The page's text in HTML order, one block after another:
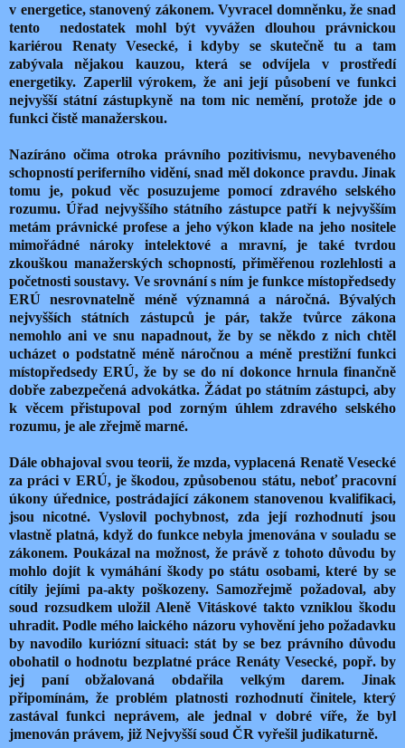
v energetice, stanovený zákonem. Vyvracel domněnku, že snad
tento
nedostatek mohl být vyvážen dlouhou právnickou
kariérou Renaty Vesecké, i kdyby se skutečně tu a tam
zabývala nějakou kauzou, která se odvíjela v prostředí
energetiky. Zaperlil výrokem, že ani její působení ve funkci
nejvyšší státní zástupkyně na tom nic nemění, protože jde o
funkci čistě manažerskou.
Nazíráno očima otroka právního pozitivismu, nevybaveného
schopností periferního vidění, snad měl dokonce pravdu. Jinak
tomu je, pokud věc posuzujeme pomocí zdravého selského
rozumu. Úřad nejvyššího státního zástupce patří k nejvyšším
metám právnické profese a jeho výkon klade na jeho nositele
mimořádné nároky intelektové a mravní, je také tvrdou
zkouškou manažerských schopností, přiměřenou rozlehlosti a
početnosti soustavy. Ve srovnání s ním je funkce místopředsedy
ERÚ nesrovnatelně méně významná a náročná. Bývalých
nejvyšších státních zástupců je pár, takže tvůrce zákona
nemohlo ani ve snu napadnout, že by se někdo z nich chtěl
ucházet o podstatně méně náročnou a méně prestižní funkci
místopředsedy ERÚ, že by se do ní dokonce hrnula finančně
dobře zabezpečená advokátka. Žádat po státním zástupci, aby
k věcem přistupoval pod zorným úhlem zdravého selského
rozumu, je ale zřejmě marné.
Dále obhajoval svou teorii, že mzda, vyplacená Renatě Vesecké
za práci v ERÚ, je škodou, způsobenou státu, neboť pracovní
úkony úřednice, postrádající zákonem stanovenou kvalifikaci,
jsou nicotné. Vyslovil pochybnost, zda její rozhodnutí jsou
vlastně platná, když do funkce nebyla jmenována v souladu se
zákonem. Poukázal na možnost, že právě z tohoto důvodu by
mohlo dojít k vymáhání škody po státu osobami, které by se
cítily jejími pa-akty poškozeny. Samozřejmě požadoval, aby
soud rozsudkem uložil Aleně Vitáskové takto vzniklou škodu
uhradit. Podle mého laického názoru vyhovění jeho požadavku
by navodilo kuriózní situaci: stát by se bez právního důvodu
obohatil o hodnotu bezplatné práce Renáty Vesecké, popř. by
jej paní obžalovaná obdařila velkým darem. Jinak
připomínám, že problém platnosti rozhodnutí činitele, který
zastával funkci neprávem, ale jednal v dobré víře, že byl
jmenován právem, již Nejvyšší soud ČR vyřešil judikaturně.